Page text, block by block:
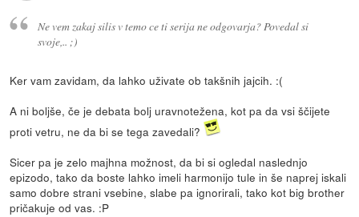
Ne vem zakaj silis v temo ce ti serija ne odgovarja? Povedal si
svoje,.. ;)
Ker vam zavidam, da lahko uživate ob takšnih jajcih. :(
A ni boljše, če je debata bolj uravnotežena, kot pa da vsi ščijete
proti vetru, ne da bi se tega zavedali?
Sicer pa je zelo majhna možnost, da bi si ogledal naslednjo
epizodo, tako da boste lahko imeli harmonijo tule in še naprej iskali
samo dobre strani vsebine, slabe pa ignorirali, tako kot big brother
pričakuje od vas. :P